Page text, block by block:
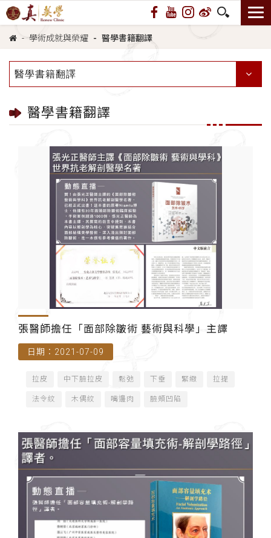
學術成就與榮耀 醫學書籍翻譯
醫學書籍翻譯
醫學書籍翻譯
張醫師擔任「面部除皺術 藝術與科學」主譯
日期：2021-07-09
拉皮 中下臉拉皮 鬆弛 下垂 緊緻 拉提
法令紋 木偶紋 嘴邊肉 臉頰凹陷